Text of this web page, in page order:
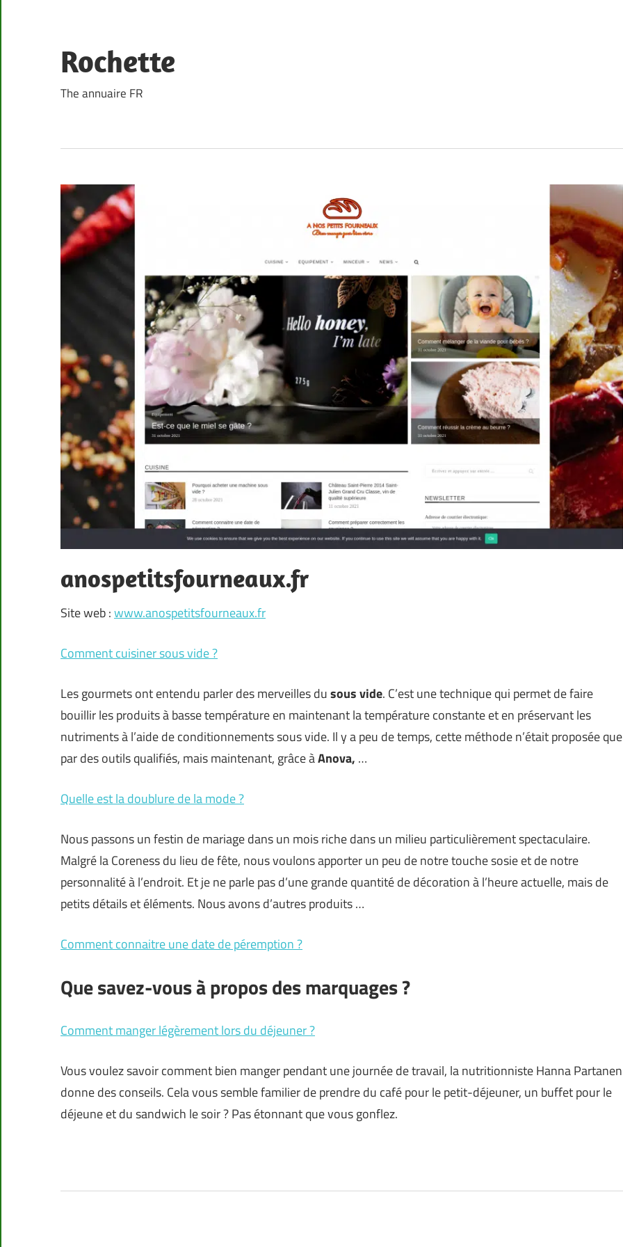
content
Rochette
The annuaire FR
anospetitsfourneaux.fr
Site web :www.anospetitsfourneaux.fr
Comment cuisiner sous vide ?
Les gourmets ont entendu parler des merveilles dusous vide. C’est une technique qui permet de faire
bouillir les produits à basse température en maintenant la température constante et en préservant les
nutriments à l’aide de conditionnements sous vide. Il y a peu de temps, cette méthode n’était proposée que
par des outils qualifiés, mais maintenant, grâce àAnova, …
Quelle est la doublure de la mode ?
Nous passons un festin de mariage dans un mois riche dans un milieu particulièrement spectaculaire.
Malgré la Coreness du lieu de fête, nous voulons apporter un peu de notre touche sosie et de notre
personnalité à l’endroit. Et je ne parle pas d’une grande quantité de décoration à l’heure actuelle, mais de
petits détails et éléments. Nous avons d’autres produits …
Comment connaitre une date de péremption ?
Que savez-vous à propos des marquages ?
Comment manger légèrement lors du déjeuner ?
Vous voulez savoir comment bien manger pendant une journée de travail, la nutritionniste Hanna Partanen
donne des conseils. Cela vous semble familier de prendre du café pour le petit-déjeuner, un buffet pour le
déjeune et du sandwich le soir ? Pas étonnant que vous gonflez.